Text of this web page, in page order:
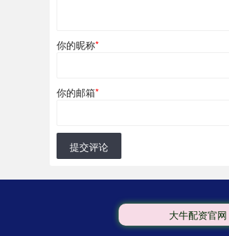
你的昵称*
你的邮箱*
提交评论
大牛配资官网